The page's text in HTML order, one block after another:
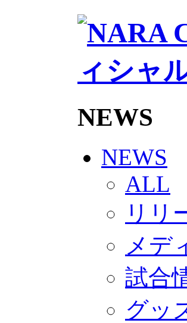
チアダンスス
ボランティア
HOMEGAME
観戦ルール＆
写真・動画使
ロートフィー
2026/27
練習見学時の
奈良クラブ明
奈良クラブ明
観戦ルール＆
FANCOMMUNITY
サポートショ
GOODS
オフィシャル
オンラインス
ACADEMY
アカデミーに
プロジェクト
NEWS
NEWS
ALL
リリ
メデ
試合
グッ